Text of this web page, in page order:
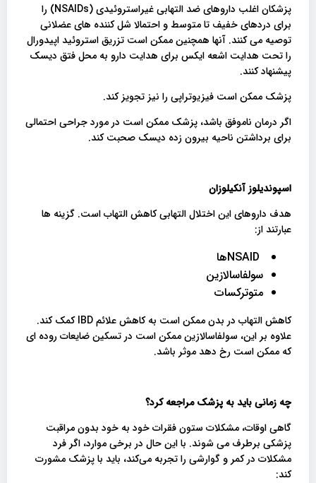
پزشکان اغلب داروهای ضد التهابی غیراستروئیدی (NSAIDs) را
برای دردهای خفیف تا متوسط ​​و احتمالا شل کننده های عضلانی
توصیه می کنند. آنها همچنین ممکن است تزریق استروئید اپیدورال
را تحت هدایت اشعه ایکس برای هدایت دارو به محل فتق دیسک
پیشنهاد کنند.
پزشک ممکن است فیزیوتراپی را نیز تجویز کند.
اگر درمان ناموفق باشد، پزشک ممکن است در مورد جراحی احتمالی
برای برداشتن ناحیه بیرون زده دیسک صحبت کند.
اسپوندیلوز آنکیلوزان
هدف داروهای این اختلال التهابی کاهش التهاب است. گزینه ها
عبارتند از:
سولفاسالازین
متوترکسات
کاهش التهاب در بدن ممکن است به کاهش علائم IBD کمک کند.
علاوه بر این، سولفاسالازین ممکن است در تسکین ضایعات روده ای
که ممکن است رخ دهد موثر باشد.
چه زمانی باید به پزشک مراجعه کرد؟
گاهی اوقات، مشکلات ستون فقرات خود به خود بدون مراقبت
پزشکی برطرف می شوند. با این حال در برخی موارد، اگر فرد
مشکلات در کمر و گوارشی را تجربه می‌کند، باید با پزشک مشورت
کند: